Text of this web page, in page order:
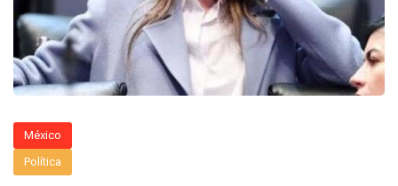
México
Política